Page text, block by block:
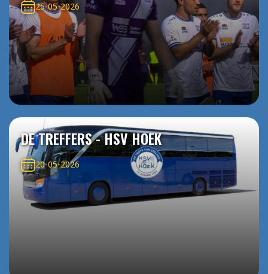
25-05-2026
DE TREFFERS - HSV HOEK
20-05-2026